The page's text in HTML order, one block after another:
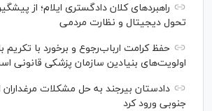
راهبرد‌های کلان دادگستری ایلام؛ از
تحول دیجیتال و نظارت مردمی
حفظ کرامت ارباب‌رجوع و برخورد با تکریم
اولویت‌های بنیادین سازمان پزشکی قانونی
دادستان بیرجند به حل مشکلات
جنوبی ورود کرد